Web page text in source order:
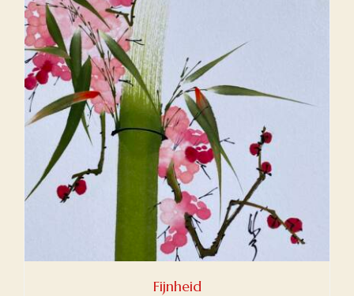
Fijnheid